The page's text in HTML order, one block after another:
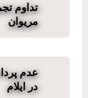
تداوم
مریوان
عدم
در ایلام